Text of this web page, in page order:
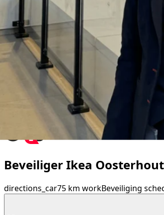
Beveiliger Ikea Oosterhout
directions_car75 km workBeveiliging